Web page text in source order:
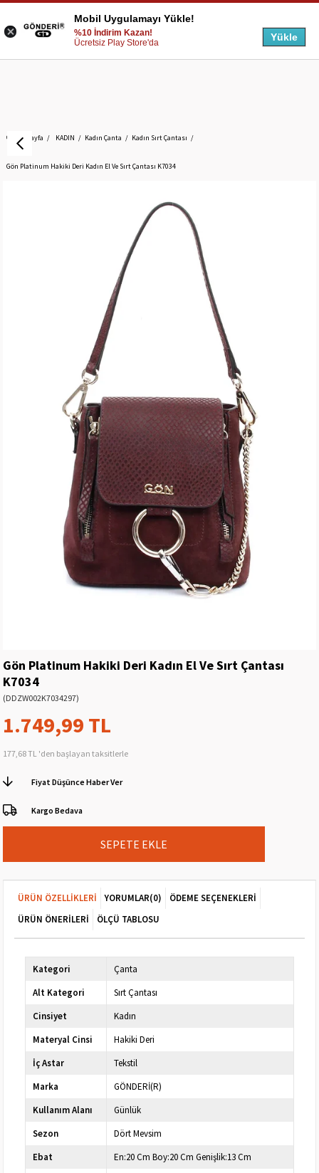
Anasayfa KADIN Kadın Çanta Kadın Sırt Çantası
Gön Platinum Hakiki Deri Kadın El Ve Sırt Çantası K7034
Gön Platinum Hakiki Deri Kadın El Ve Sırt Çantası
K7034
(DDZW002K7034297)
1.749,99 TL
177,68 TL 'den başlayan taksitlerle
Fiyat Düşünce Haber Ver
Kargo Bedava
ÜRÜN ÖZELLIKLERI YORUMLAR(0)
ÖDEME SEÇENEKLERI
ÜRÜN ÖNERILERI
ÖLÇÜ TABLOSU
Kategori
Çanta
Alt Kategori
Sırt Çantası
Cinsiyet
Kadın
Materyal Cinsi
Hakiki Deri
İç Astar
Tekstil
Marka
GÖNDERİ(R)
Kullanım Alanı
Günlük
Sezon
Dört Mevsim
Ebat
En:20 Cm Boy:20 Cm Genişlik:13 Cm
Mobil Uygulamayı Yükle!
%10 İndirim Kazan!
Ücretsiz Play Store'da
Yükle